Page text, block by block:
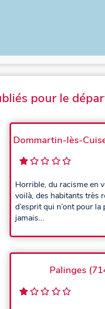
pour le
Dommartin-lès-
Horrible, du racisme en
voilà, des habitants très
d’esprit qui n’ont pour
jamais...
Palinges